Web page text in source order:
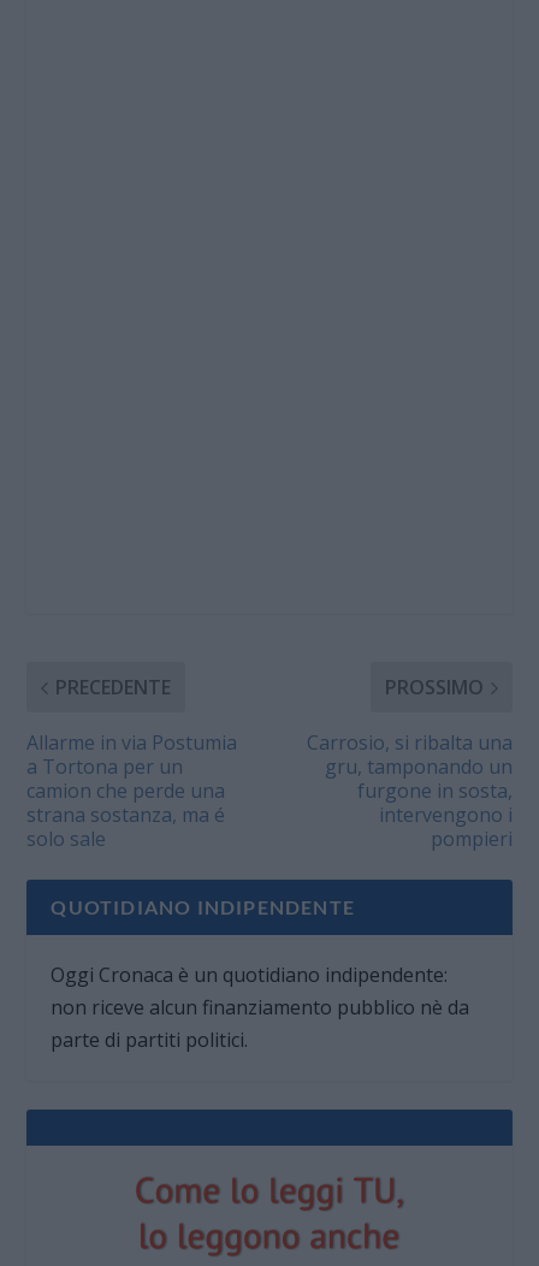
PRECEDENTE
Allarme in via Postumia
a Tortona per un
camion che perde una
strana sostanza, ma é
solo sale
PROSSIMO
Carrosio, si ribalta una
gru, tamponando un
furgone in sosta,
intervengono i
pompieri
QUOTIDIANO INDIPENDENTE
Oggi Cronaca è un quotidiano indipendente:
non riceve alcun finanziamento pubblico nè da
parte di partiti politici.